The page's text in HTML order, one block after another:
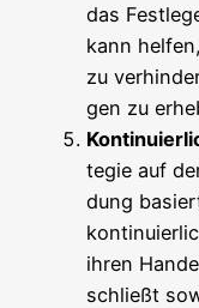
das
kann
zu
gen zu
te­gie auf
dung
ihren
schließt